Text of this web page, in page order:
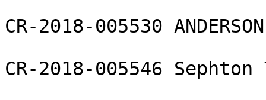
CR-2018-005530
CR-2018-005546